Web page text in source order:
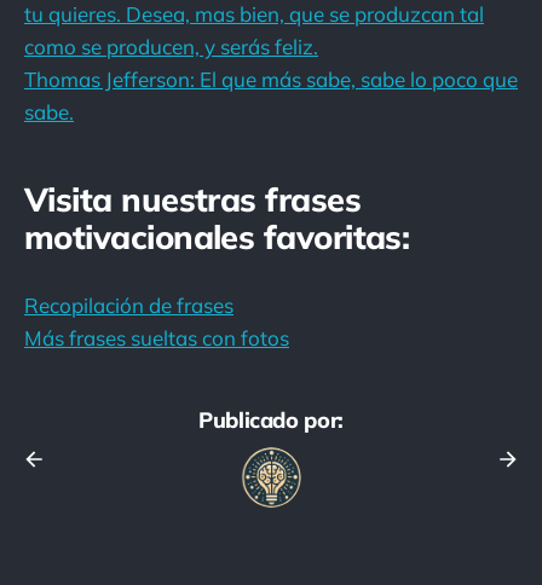
tu quieres. Desea, mas bien, que se produzcan tal
como se producen, y serás feliz.
Thomas Jefferson: El que más sabe, sabe lo poco que
sabe.
Visita nuestras frases
motivacionales favoritas:
Recopilación de frases
Más frases sueltas con fotos
Publicado por: